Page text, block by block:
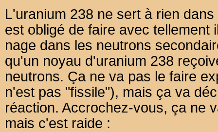
L'uranium 238 ne sert à rien
est obligé de faire avec tellement
nage dans les neutrons
qu'un noyau d'uranium 238
neutrons. Ça ne va pas le faire
n'est pas "fissile"), mais ça va
réaction. Accrochez-vous, ça ne
mais c'est raide :